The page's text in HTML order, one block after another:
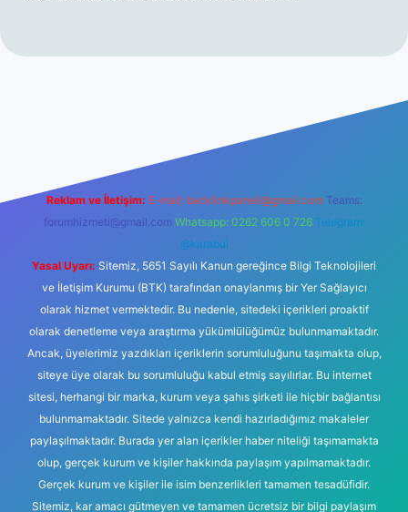
Reklam ve İletişim: E-mail: backlinkpaneli@gmail.com Teams:
forumhizmeti@gmail.com Whatsapp: 0262 606 0 726 Telegram:
@karabul
Yasal Uyarı: Sitemiz, 5651 Sayılı Kanun gereğince Bilgi Teknolojileri
ve İletişim Kurumu (BTK) tarafından onaylanmış bir Yer Sağlayıcı
olarak hizmet vermektedir. Bu nedenle, sitedeki içerikleri proaktif
olarak denetleme veya araştırma yükümlülüğümüz bulunmamaktadır.
Ancak, üyelerimiz yazdıkları içeriklerin sorumluluğunu taşımakta olup,
siteye üye olarak bu sorumluluğu kabul etmiş sayılırlar. Bu internet
sitesi, herhangi bir marka, kurum veya şahıs şirketi ile hiçbir bağlantısı
bulunmamaktadır. Sitede yalnızca kendi hazırladığımız makaleler
paylaşılmaktadır. Burada yer alan içerikler haber niteliği taşımamakta
olup, gerçek kurum ve kişiler hakkında paylaşım yapılmamaktadır.
Gerçek kurum ve kişiler ile isim benzerlikleri tamamen tesadüfidir.
Sitemiz, kar amacı gütmeyen ve tamamen ücretsiz bir bilgi paylaşım